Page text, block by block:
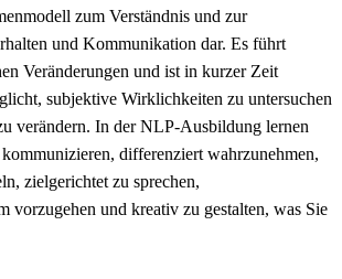
zum Verständnis und zur
und Kommunikation dar. Es führt
Veränderungen und ist in kurzer Zeit
subjektive Wirklichkeiten zu untersuchen
verändern. In der NLP-Ausbildung lernen
differenziert wahrzunehmen,
zielgerichtet zu sprechen,
vorzugehen und kreativ zu gestalten, was Sie